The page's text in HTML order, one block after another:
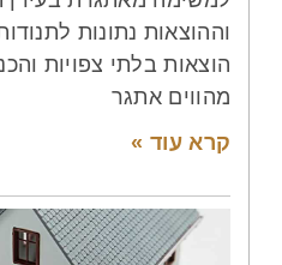
וההוצאות נתונות
הוצאות בלתי צפויות
מהווים אתגר
קרא עוד »